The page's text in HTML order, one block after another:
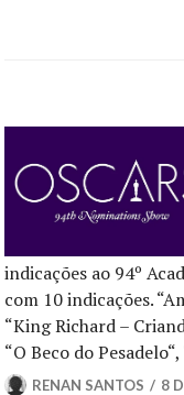
indicações ao 94º
com 10 indicações.
“King Richard –
“O Beco do
RENAN SANTOS 8